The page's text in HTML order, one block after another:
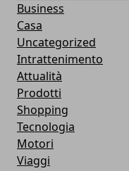
Business
Casa
Uncategorized
Intrattenimento
Attualità
Prodotti
Shopping
Tecnologia
Motori
Viaggi